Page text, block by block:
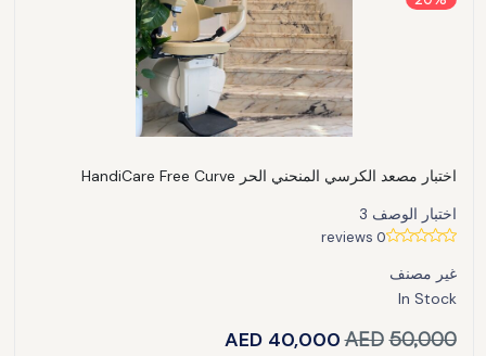
اختبار مصعد الكرسي المنحني الحر HandiCare Free Curve
اختبار الوصف 3
0 reviews
غير مصنف
In Stock
AED 50,000
AED 40,000